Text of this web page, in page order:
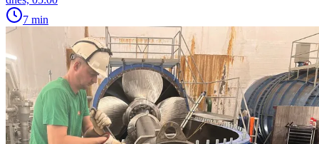
7 min